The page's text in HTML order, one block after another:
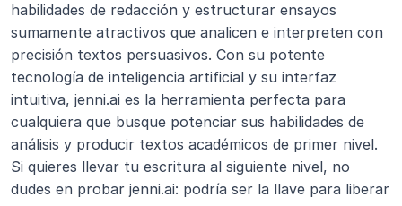
habilidades de redacción y estructurar ensayos
sumamente atractivos que analicen e interpreten con
precisión textos persuasivos. Con su potente
tecnología de inteligencia artificial y su interfaz
intuitiva, jenni.ai es la herramienta perfecta para
cualquiera que busque potenciar sus habilidades de
análisis y producir textos académicos de primer nivel.
Si quieres llevar tu escritura al siguiente nivel, no
dudes en probar jenni.ai: podría ser la llave para liberar